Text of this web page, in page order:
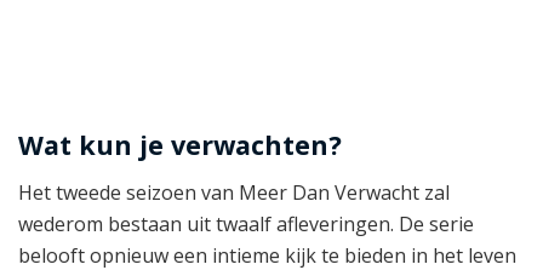
Wat kun je verwachten?
Het tweede seizoen van Meer Dan Verwacht zal
wederom bestaan uit twaalf afleveringen. De serie
belooft opnieuw een intieme kijk te bieden in het leven